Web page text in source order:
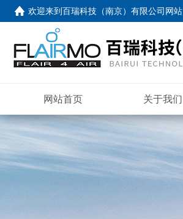
欢迎来到百瑞科技（南京）有限公司网站
网站首页 关于我们